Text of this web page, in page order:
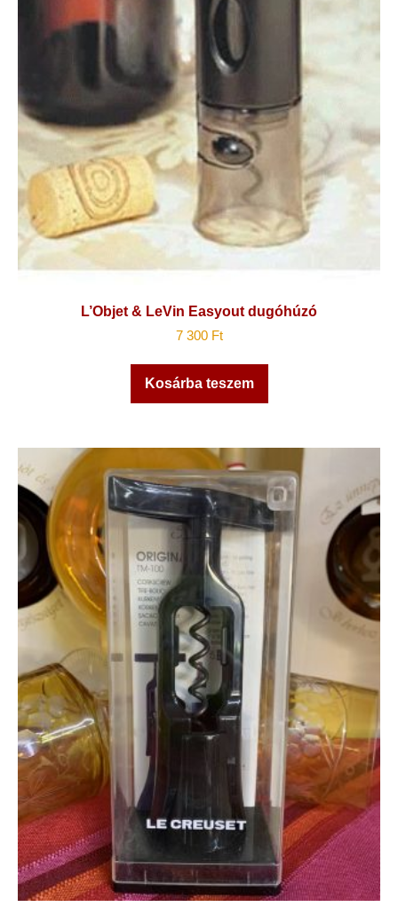
L’Objet & LeVin Easyout dugóhúzó
7 300 Ft
Kosárba teszem